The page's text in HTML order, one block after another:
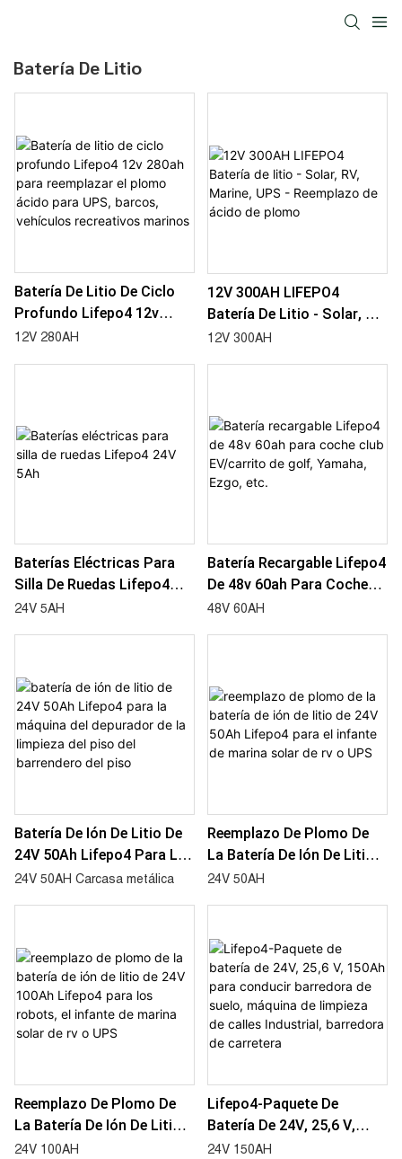
Batería De Litio
Batería De Litio De Ciclo
Profundo Lifepo4 12v
280ah Para Reemplazar El
12V 280AH
12V 300AH LIFEPO4
Batería De Litio - Solar, RV,
Marine, UPS - Reemplazo
12V 300AH
Baterías Eléctricas Para
Silla De Ruedas Lifepo4
24V 5Ah
24V 5AH
Batería Recargable Lifepo4
De 48v 60ah Para Coche
Club EV/carrito De Golf,
48V 60AH
Batería De Ión De Litio De
24V 50Ah Lifepo4 Para La
Máquina Del Depurador De
24V 50AH Carcasa metálica
Reemplazo De Plomo De
La Batería De Ión De Litio
De 24V 50Ah Lifepo4 Para
24V 50AH
Reemplazo De Plomo De
La Batería De Ión De Litio
De 24V 100Ah Lifepo4 Para
24V 100AH
Lifepo4-Paquete De
Batería De 24V, 25,6 V,
150Ah Para Conducir
24V 150AH